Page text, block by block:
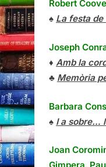
Robert
♠ La festa de
Joseph
♦ Amb la
♣ Memòria
Barbara
♠ I a sobre…
Joan